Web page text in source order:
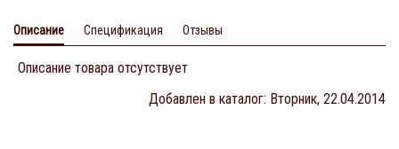
Описание Спецификация Отзывы
Описание товара отсутствует
Добавлен в каталог: Вторник, 22.04.2014